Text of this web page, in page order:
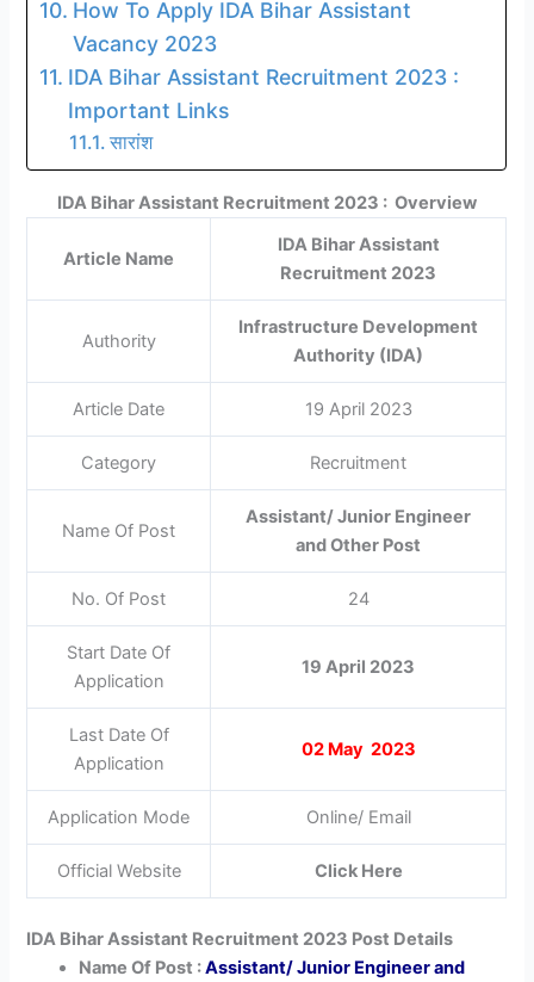
How To Apply IDA Bihar Assistant
Vacancy 2023
IDA Bihar Assistant Recruitment 2023 :
Important Links
सारांश
IDA Bihar Assistant Recruitment 2023 : Overview
Article Name
IDA Bihar Assistant
Recruitment 2023
Authority
Infrastructure Development
Authority (IDA)
Article Date 19 April 2023
Category Recruitment
Name Of Post
Assistant/ Junior Engineer
and Other Post
No. Of Post 24
Start Date Of
Application
19 April 2023
Last Date Of
Application
02 May 2023
Application Mode Online/ Email
Official Website Click Here
IDA Bihar Assistant Recruitment 2023 Post Details
Name Of Post :Assistant/ Junior Engineer and